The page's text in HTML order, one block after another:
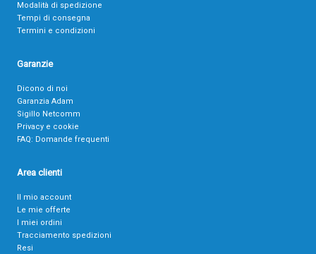
Modalità di spedizione
Tempi di consegna
Termini e condizioni
Garanzie
Dicono di noi
Garanzia Adam
Sigillo Netcomm
Privacy e cookie
FAQ: Domande frequenti
Area clienti
Il mio account
Le mie offerte
I miei ordini
Tracciamento spedizioni
Resi